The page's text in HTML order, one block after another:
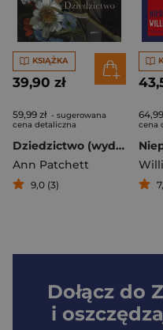
KSIĄŻKA
39,90 zł
59,99 zł - sugerowana
cena detaliczna
Dziedzictwo (wyd. 2026)
Ann Patchett
9,0 (3)
cena
Dołącz do
i